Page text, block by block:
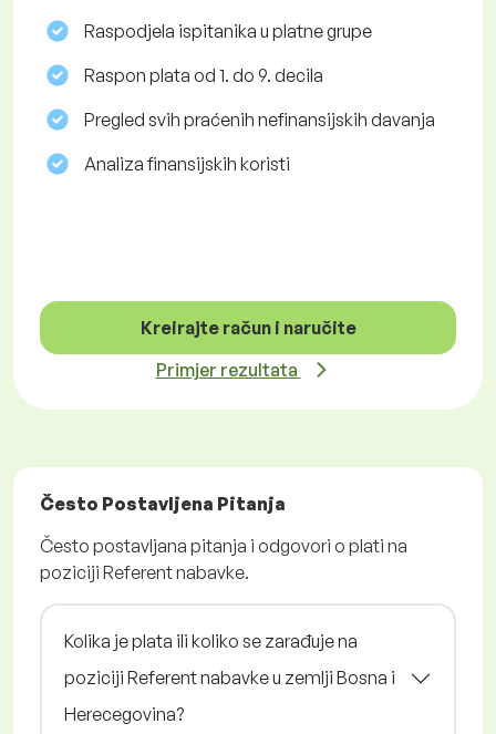
Raspodjela ispitanika u platne grupe
Raspon plata od 1. do 9. decila
Pregled svih praćenih nefinansijskih davanja
Analiza finansijskih koristi
Kreirajte račun i naručite
Primjer rezultata
Često Postavljena Pitanja
Često postavljana pitanja i odgovori o plati na
poziciji Referent nabavke.
Kolika je plata ili koliko se zarađuje na
poziciji Referent nabavke u zemlji Bosna i
Herecegovina?